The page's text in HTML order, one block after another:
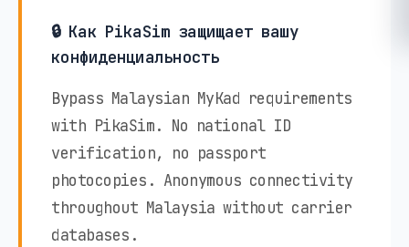
🔒 Как PikaSim защищает вашу
конфиденциальность
Bypass Malaysian MyKad requirements
with PikaSim. No national ID
verification, no passport
photocopies. Anonymous connectivity
throughout Malaysia without carrier
databases.